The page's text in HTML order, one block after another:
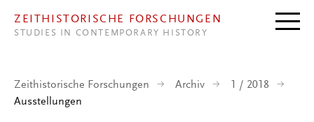
ZEITHISTORISCHE FORSCHUNGEN
STUDIES IN CONTEMPORARY HISTORY
Zeithistorische Forschungen Archiv
1 / 2018
Ausstellungen